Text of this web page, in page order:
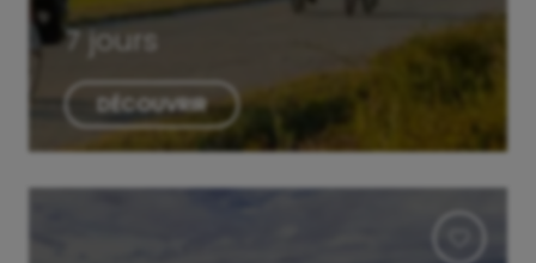
7 jours
DÉCOUVRIR